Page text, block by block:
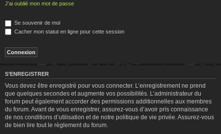
J’ai oublié mon mot de passe
Se souvenir de moi
Cacher mon statut en ligne pour cette session
S’ENREGISTRER
Vous devez être enregistré pour vous connecter. L’enregistrement ne prend
que quelques secondes et augmente vos possibilités. L’administrateur du
forum peut également accorder des permissions additionnelles aux membres
du forum. Avant de vous enregistrer, assurez-vous d’avoir pris connaissance
de nos conditions d’utilisation et de notre politique de vie privée. Assurez-vous
de bien lire tout le règlement du forum.